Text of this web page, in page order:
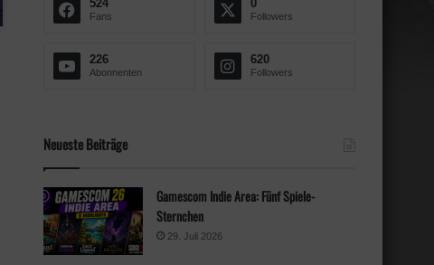
c
524
Fans
0
Followers
226
Abonnenten
620
Followers
Neueste Beiträge
Gamescom Indie Area: Fünf Spiele-
Sternchen
29. Juli 2026